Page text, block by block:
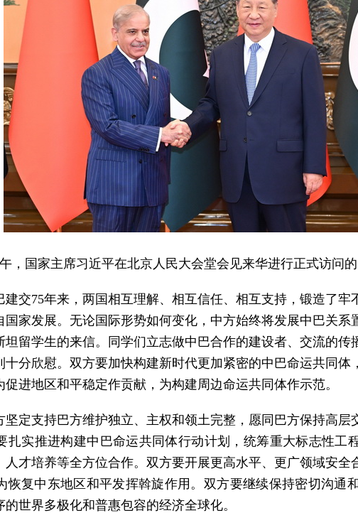
，国家主席习近平在北京人民大会堂会见来华进行正式访问
建交75年来，两国相互理解、相互信任、相互支持，锻造了牢
家发展。无论国际形势如何变化，中方始终将发展中巴关系
坦留学生的来信。同学们立志做中巴合作的建设者、交流的
分欣慰。双方要加快构建新时代更加紧密的中巴命运共同体
进地区和平稳定作贡献，为构建周边命运共同体作示范。
坚定支持巴方维护独立、主权和领土完整，愿同巴方保持高
扎实推进构建中巴命运共同体行动计划，统筹重大标志性工
人才培养等全方位合作。双方要开展更高水平、更广领域安
恢复中东地区和平发挥斡旋作用。双方要继续保持密切沟通
世界多极化和普惠包容的经济全球化。